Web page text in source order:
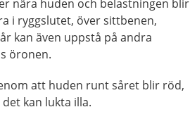
nära huden och belastningen blir
i ryggslutet, över sittbenen,
kan även uppstå på andra
öronen.
att huden runt såret blir röd,
kan lukta illa.